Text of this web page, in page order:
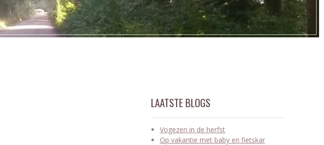
LAATSTE BLOGS
Vogezen in de herfst
Op vakantie met baby en fietskar